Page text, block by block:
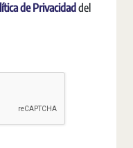
de Privacidad del